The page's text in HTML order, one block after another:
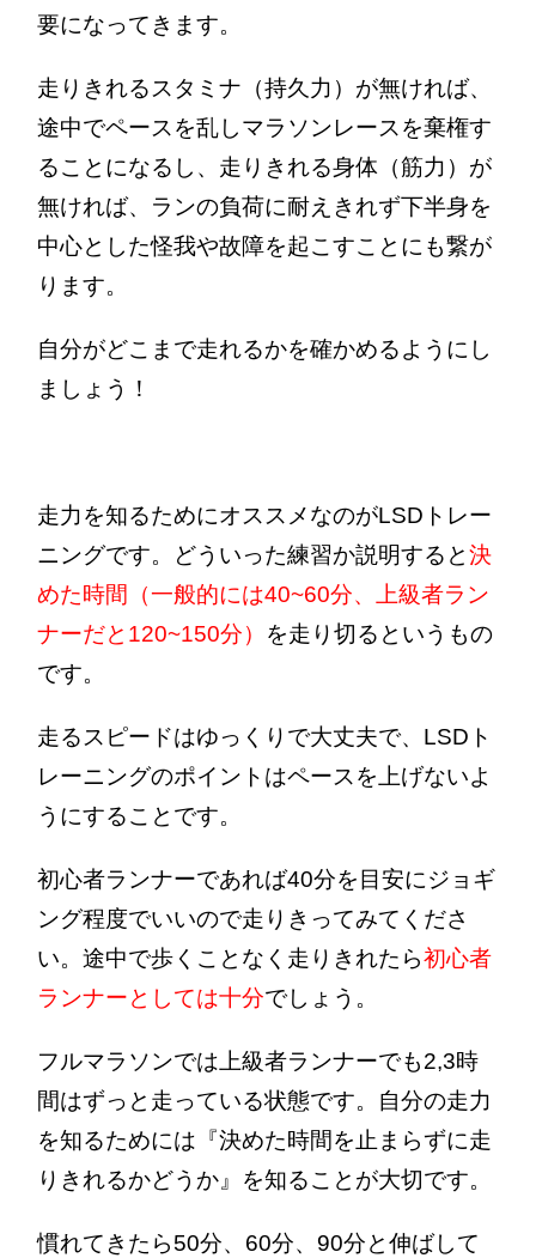
要になってきます。
走りきれるスタミナ（持久力）が無ければ、
途中でペースを乱しマラソンレースを棄権す
ることになるし、走りきれる身体（筋力）が
無ければ、ランの負荷に耐えきれず下半身を
中心とした怪我や故障を起こすことにも繋が
ります。
自分がどこまで走れるかを確かめるようにし
ましょう！
走力を知るためにオススメなのがLSDトレー
ニングです。どういった練習か説明すると決
めた時間（一般的には40~60分、上級者ラン
ナーだと120~150分） を走り切る というもの
です。
走るスピードはゆっくりで大丈夫で、LSDト
レーニングのポイントはペースを上げないよ
うにすることです。
初心者ランナーであれば40分を目安にジョギ
ング程度でいいので走りきってみてくださ
い。途中で歩くことなく走りきれたら初心者
ランナーとしては十分でしょう。
フルマラソンでは上級者ランナーでも2,3時
間はずっと走っている状態です。自分の走力
を知るためには『決めた時間を止まらずに走
りきれるかどうか』を知ることが大切です。
慣れてきたら50分、60分、90分と伸ばして